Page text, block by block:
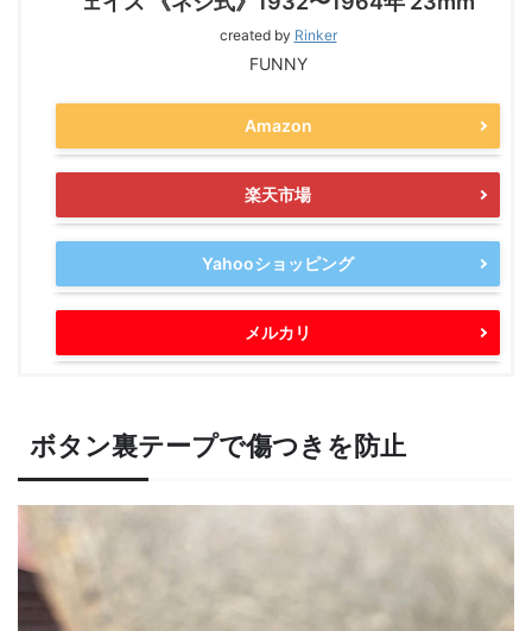
created by Rinker
FUNNY
Amazon
楽天市場
Yahooショッピング
メルカリ
ボタン裏テープで傷つきを防止